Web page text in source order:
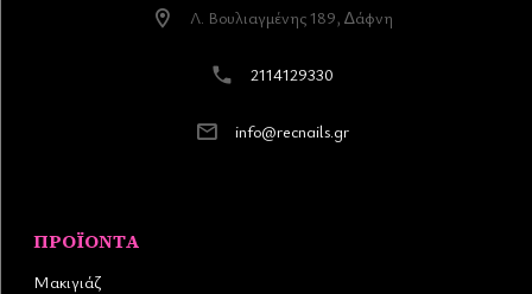
Λ. Βουλιαγµένης 189, ∆άφνη
2114129330
info@recnails.gr
ΠΡΟΪΌΝΤΑ
Μακιγιάζ